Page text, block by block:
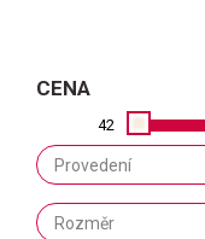
CENA
42